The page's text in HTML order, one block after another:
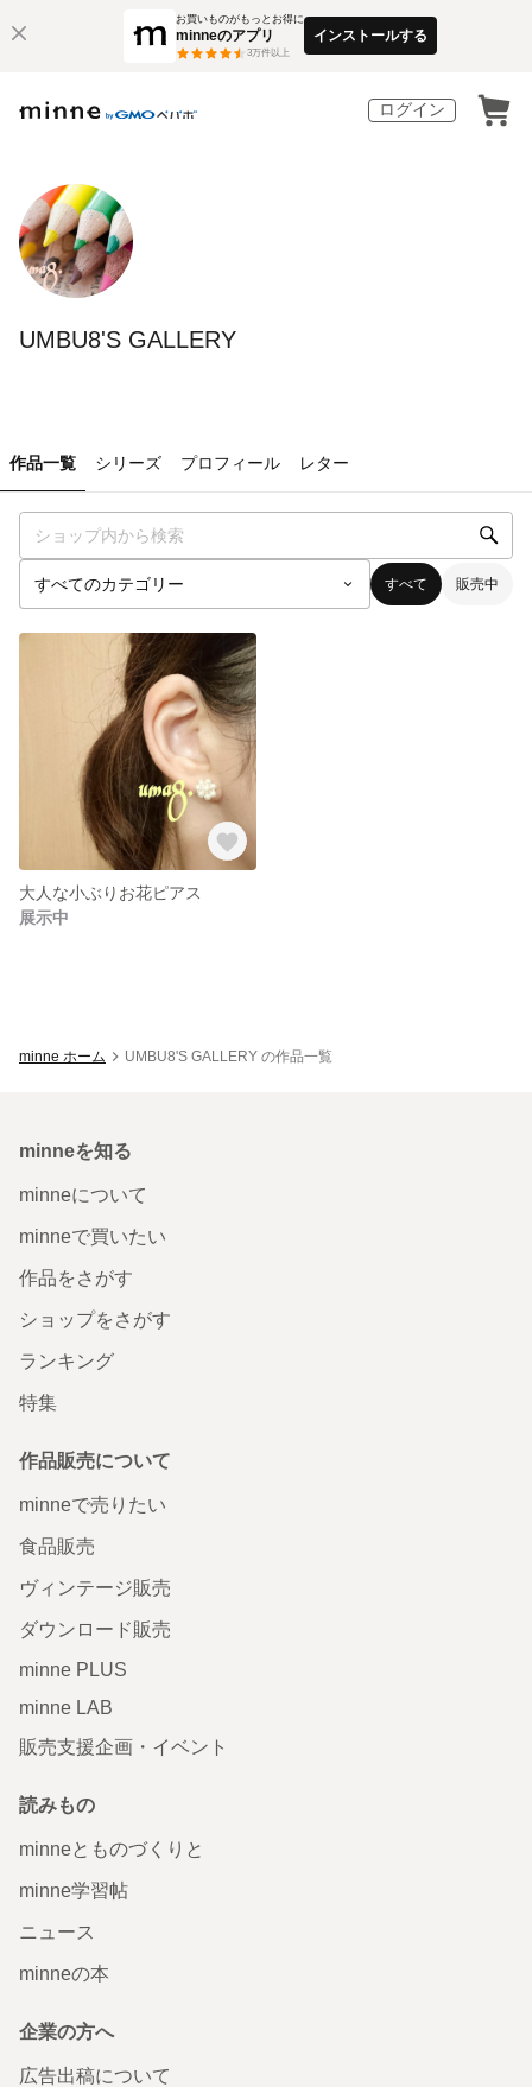
お買いものがもっとお得に
minneのアプリ
3万件以上
インストールする
ログイン
UMBU8'S GALLERY
作品一覧 シリーズ プロフィール レター
すべて 販売中
大人な小ぶりお花ピアス
展示中
minne ホーム UMBU8'S GALLERY の作品一覧
minneを知る
minneについて
minneで買いたい
作品をさがす
ショップをさがす
ランキング
特集
作品販売について
minneで売りたい
食品販売
ヴィンテージ販売
ダウンロード販売
minne PLUS
minne LAB
販売支援企画・イベント
読みもの
minneとものづくりと
minne学習帖
ニュース
minneの本
企業の方へ
広告出稿について